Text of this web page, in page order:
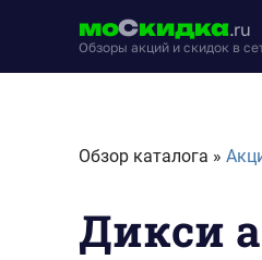
моСкидка.ru
Обзоры акций и скидок в
Обзор каталога »
Дикси